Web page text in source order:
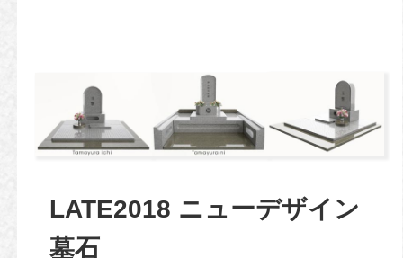
LATE2018 ニューデザイン
墓石